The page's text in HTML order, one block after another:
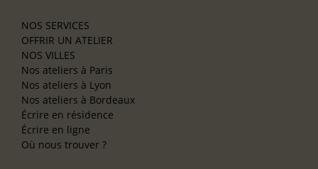
NOS SERVICES
OFFRIR UN ATELIER
NOS VILLES
Nos ateliers à Paris
Nos ateliers à Lyon
Nos ateliers à Bordeaux
Écrire en résidence
Écrire en ligne
Où nous trouver ?